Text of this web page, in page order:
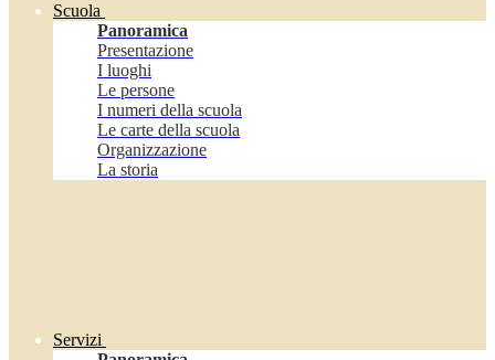
Scuola
Panoramica
Presentazione
I luoghi
Le persone
I numeri della scuola
Le carte della scuola
Organizzazione
La storia
Servizi